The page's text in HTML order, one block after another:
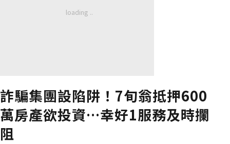
詐騙集團設陷阱！7旬翁抵押600
萬房產欲投資…幸好1服務及時攔
阻